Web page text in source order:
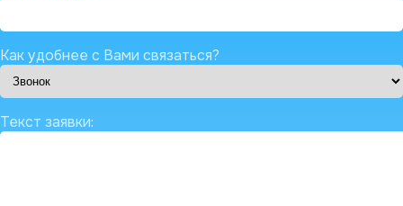
Как удобнее с Вами связаться?
Текст заявки: